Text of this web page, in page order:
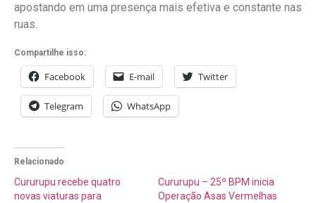
apostando em uma presença mais efetiva e constante nas
ruas.
Compartilhe isso:
Facebook E-mail Twitter
Telegram WhatsApp
Relacionado
Cururupu recebe quatro
novas viaturas para
Cururupu – 25º BPM inicia
Operação Asas Vermelhas